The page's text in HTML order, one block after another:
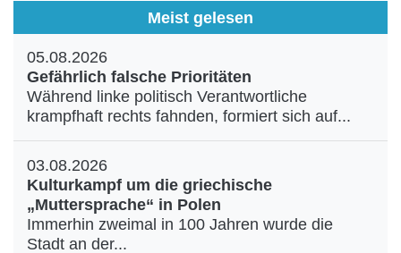
Meist gelesen
05.08.2026
Gefährlich falsche Prioritäten
Während linke politisch Verantwortliche
krampfhaft rechts fahnden, formiert sich auf...
03.08.2026
Kulturkampf um die griechische
„Muttersprache“ in Polen
Immerhin zweimal in 100 Jahren wurde die
Stadt an der...